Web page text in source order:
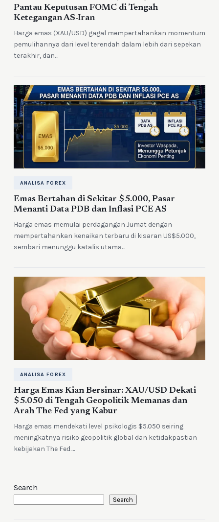
Pantau Keputusan FOMC di Tengah
Ketegangan AS-Iran
Harga emas (XAU/USD) gagal mempertahankan momentum
pemulihannya dari level terendah dalam lebih dari sepekan
terakhir, dan…
ANALISA FOREX
Emas Bertahan di Sekitar $5.000, Pasar
Menanti Data PDB dan Inflasi PCE AS
Harga emas memulai perdagangan Jumat dengan
mempertahankan kenaikan terbaru di kisaran US$5.000,
sembari menunggu katalis utama…
ANALISA FOREX
Harga Emas Kian Bersinar: XAU/USD Dekati
$5.050 di Tengah Geopolitik Memanas dan
Arah The Fed yang Kabur
Harga emas mendekati level psikologis $5.050 seiring
meningkatnya risiko geopolitik global dan ketidakpastian
kebijakan The Fed.…
Search
Search